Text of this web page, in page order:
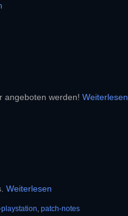
angeboten werden! Weiterlesen
Weiterlesen
, patch-notes